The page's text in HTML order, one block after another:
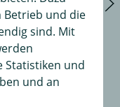
Betrieb und die
sind. Mit
Statistiken und
und an